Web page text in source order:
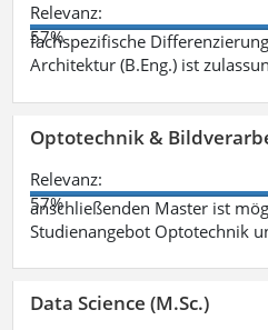
Relevanz:
57%
fachspezifische
Architektur (B.Eng.) ist
Optotechnik &
Relevanz:
57%
anschließenden Master ist
Studienangebot Optotechnik
Data Science (M.Sc.)